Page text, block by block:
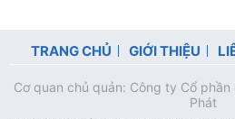
TRANG CHỦ GIỚI THIỆU
Cơ quan chủ quản: Công ty Cổ
Phát